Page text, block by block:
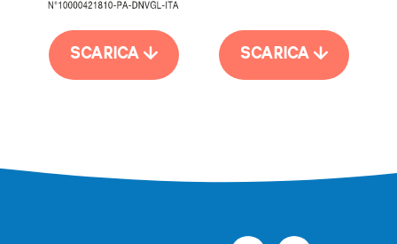
SCARICA SCARICA